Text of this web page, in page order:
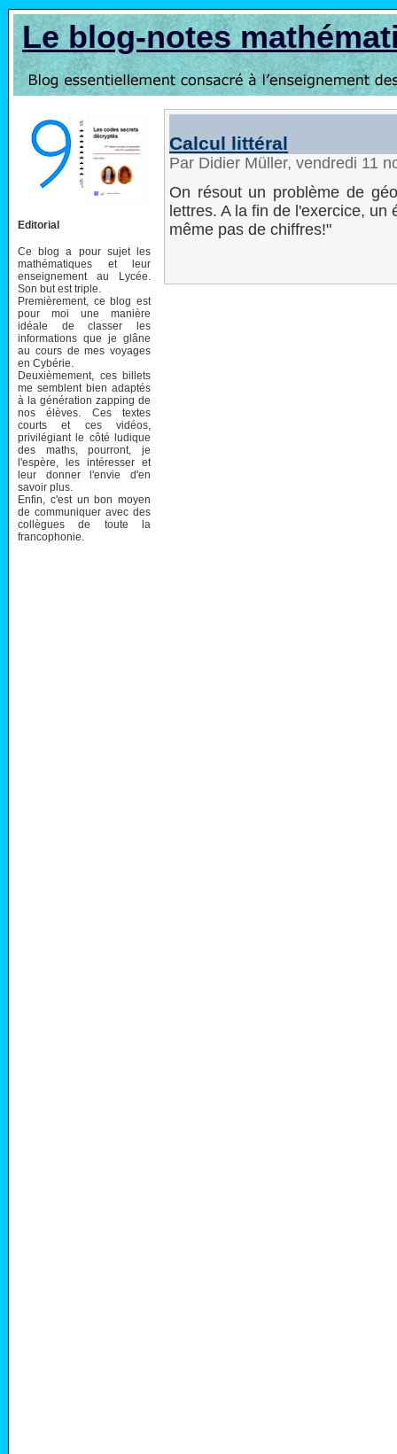
Le blog-notes
Editorial
Ce blog a pour sujet les
mathématiques et leur
enseignement au Lycée.
Son but est triple.
Premièrement, ce blog est
pour moi une manière
idéale de classer les
informations que je glâne
au cours de mes voyages
en Cybérie.
Deuxièmement, ces billets
me semblent bien adaptés
à la génération zapping de
nos élèves. Ces textes
courts et ces vidéos,
privilégiant le côté ludique
des maths, pourront, je
l'espère, les intéresser et
leur donner l'envie d'en
savoir plus.
Enfin, c'est un bon moyen
de communiquer avec des
collègues de toute la
francophonie.
Calcul littéral
Par Didier Müller, vendredi 11
On résout un problème de
lettres. A la fin de l'exercice,
même pas de chiffres!"